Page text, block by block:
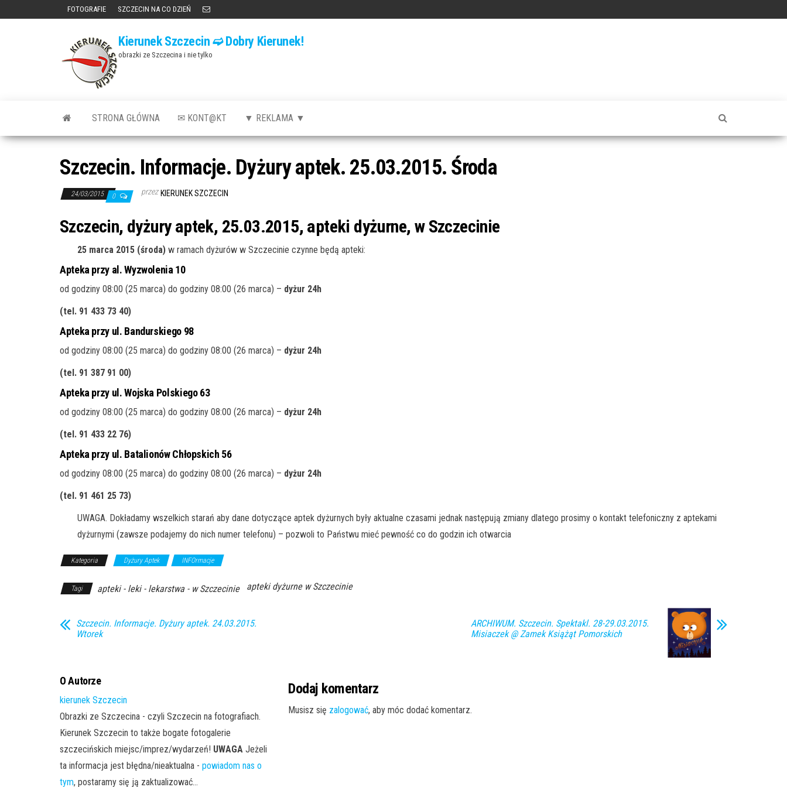
FOTOGRAFIE SZCZECIN NA CO DZIEŃ
Kierunek Szczecin ➫ Dobry Kierunek!
obrazki ze Szczecina i nie tylko
STRONA GŁÓWNA ✉ KONT@KT ▼ REKLAMA ▼
Szczecin. Informacje. Dyżury aptek. 25.03.2015. Środa
24/03/2015 0 przez KIERUNEK SZCZECIN
Szczecin, dyżury aptek, 25.03.2015, apteki dyżurne, w Szczecinie
25 marca 2015 (środa) w ramach dyżurów w Szczecinie czynne będą apteki:
Apteka przy al. Wyzwolenia 10
od godziny 08:00 (25 marca) do godziny 08:00 (26 marca) – dyżur 24h
(tel. 91 433 73 40)
Apteka przy ul. Bandurskiego 98
od godziny 08:00 (25 marca) do godziny 08:00 (26 marca) – dyżur 24h
(tel. 91 387 91 00)
Apteka przy ul. Wojska Polskiego 63
od godziny 08:00 (25 marca) do godziny 08:00 (26 marca) – dyżur 24h
(tel. 91 433 22 76)
Apteka przy ul. Batalionów Chłopskich 56
od godziny 08:00 (25 marca) do godziny 08:00 (26 marca) – dyżur 24h
(tel. 91 461 25 73)
UWAGA. Dokładamy wszelkich starań aby dane dotyczące aptek dyżurnych były aktualne czasami jednak następują zmiany dlatego prosimy o kontakt telefoniczny z aptekami
dyżurnymi (zawsze podajemy do nich numer telefonu) – pozwoli to Państwu mieć pewność co do godzin ich otwarcia
Kategoria Dyżury Aptek INFOrmacje
Tagi apteki - leki - lekarstwa - w Szczecinie apteki dyżurne w Szczecinie
Szczecin. Informacje. Dyżury aptek. 24.03.2015.
Wtorek
ARCHIWUM. Szczecin. Spektakl. 28-29.03.2015.
Misiaczek @ Zamek Książąt Pomorskich
O Autorze
kierunek Szczecin
Obrazki ze Szczecina - czyli Szczecin na fotografiach.
Kierunek Szczecin to także bogate fotogalerie
szczecińskich miejsc/imprez/wydarzeń! UWAGA Jeżeli
ta informacja jest błędna/nieaktualna - powiadom nas o
tym, postaramy się ją zaktualizować...
Dodaj komentarz
Musisz się zalogować, aby móc dodać komentarz.